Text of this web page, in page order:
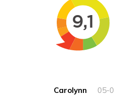
Carolynn 05-